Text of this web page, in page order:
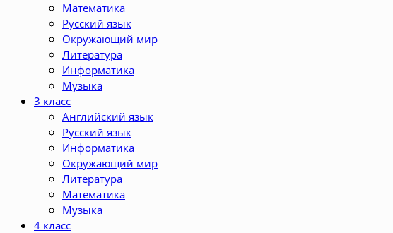
Математика
Русский язык
Окружающий мир
Литература
Информатика
Музыка
3 класс
Английский язык
Русский язык
Информатика
Окружающий мир
Литература
Математика
Музыка
4 класс